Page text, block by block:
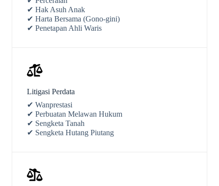
✔ Hak Asuh Anak
✔ Harta Bersama (Gono-gini)
✔ Penetapan Ahli Waris
Litigasi Perdata
✔ Wanprestasi
✔ Perbuatan Melawan Hukum
✔ Sengketa Tanah
✔ Sengketa Hutang Piutang